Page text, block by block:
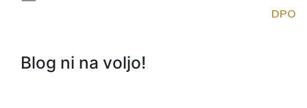
DPO
Blog ni na voljo!